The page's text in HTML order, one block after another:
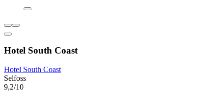
Hotel South Coast
Hotel South Coast
Selfoss
9,2/10